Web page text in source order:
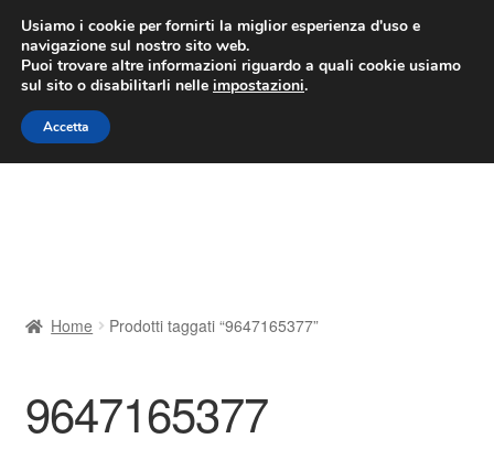
CONSEGNA da 7 EUR
Lun-Ven 9:00 - 16:00/800 580 290
Vai
alla
navigazione
Vai
al
contenuto
Contatto
Home Prodotti taggati “9647165377”
9647165377
Usiamo i cookie per fornirti la miglior esperienza d'uso e
navigazione sul nostro sito web.
Puoi trovare altre informazioni riguardo a quali cookie usiamo
sul sito o disabilitarli nelle impostazioni.
Accetta